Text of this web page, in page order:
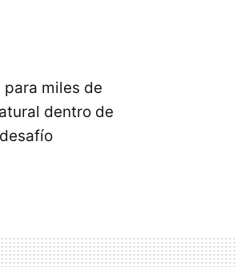
miles de
dentro de